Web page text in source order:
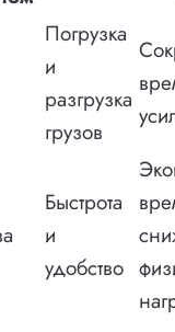
Погрузка
и
разгрузка
грузов
Быстрота
и
удобство